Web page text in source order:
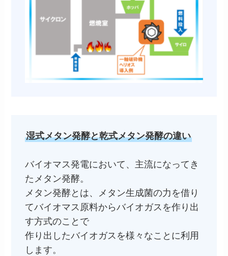
湿式メタン発酵と乾式メタン発酵の違い
バイオマス発電において、主流になってき
たメタン発酵。
メタン発酵とは、メタン生成菌の力を借り
てバイオマス原料からバイオガスを作り出
す方式のことで
作り出したバイオガスを様々なことに利用
します。